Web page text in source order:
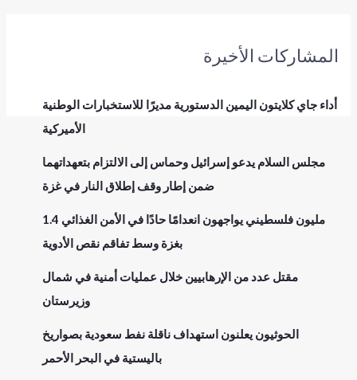
المشاركات الأخيرة
أداء جاي كلايتون اليمين الدستورية مديرًا للاستخبارات الوطنية
الأميركية
مجلس السلام يدعو إسرائيل وحماس إلى الالتزام بتعهداتهما
ضمن إطار وقف إطلاق النار في غزة
1.4 مليون فلسطيني يواجهون انعدامًا حادًا في الأمن الغذائي
بغزة وسط تفاقم نقص الأدوية
مقتل عدد من الإرهابيين خلال عمليات أمنية في شمال
وزيرستان
الحوثيون يعلنون استهداف ناقلة نفط سعودية بصواريخ
باليستية في البحر الأحمر